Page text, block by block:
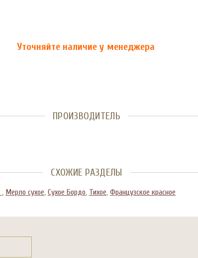
Уточняйте наличие у менеджера
ПРОИЗВОДИТЕЛЬ
СХОЖИЕ РАЗДЕЛЫ
, Мерло сухое, Сухое Бордо, Тихое, Французское красное